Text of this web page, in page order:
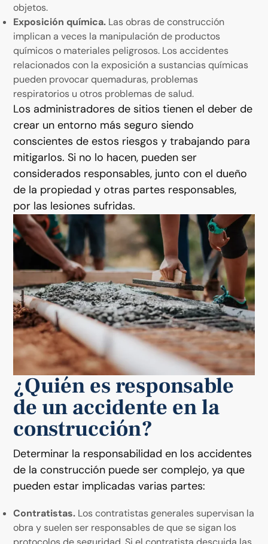
objetos.
Exposición química. Las obras de construcción
implican a veces la manipulación de productos
químicos o materiales peligrosos. Los accidentes
relacionados con la exposición a sustancias químicas
pueden provocar quemaduras, problemas
respiratorios u otros problemas de salud.
Los administradores de sitios tienen el deber de
crear un entorno más seguro siendo
conscientes de estos riesgos y trabajando para
mitigarlos. Si no lo hacen, pueden ser
considerados responsables, junto con el dueño
de la propiedad y otras partes responsables,
por las lesiones sufridas.
¿Quién es responsable
de un accidente en la
construcción?
Determinar la responsabilidad en los accidentes
de la construcción puede ser complejo, ya que
pueden estar implicadas varias partes:
Contratistas. Los contratistas generales supervisan la
obra y suelen ser responsables de que se sigan los